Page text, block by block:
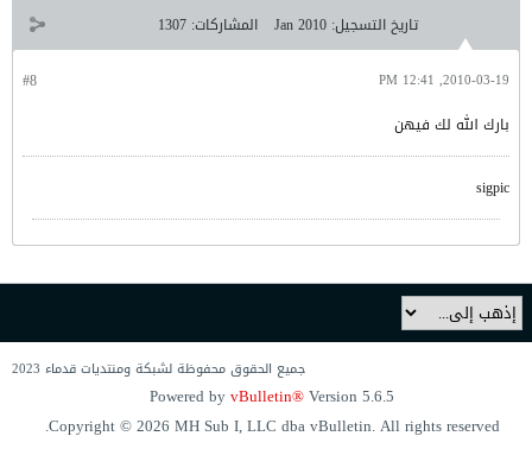
تاريخ التسجيل: Jan 2010 المشاركات: 1307
#8 2010-03-19, 12:41 PM
بارك الله لك فيهن
sigpic
جميع الحقوق محفوظة لشبكة ومنتديات قدماء 2023
Powered byvBulletin®Version 5.6.5
Copyright © 2026 MH Sub I, LLC dba vBulletin. All rights reserved.